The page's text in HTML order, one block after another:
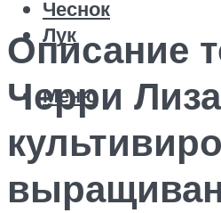
Чеснок
Лук
Меню
Описание
Черри